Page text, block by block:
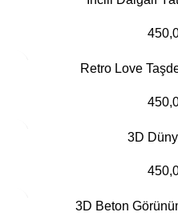
Retro Love
3D
3D Beton